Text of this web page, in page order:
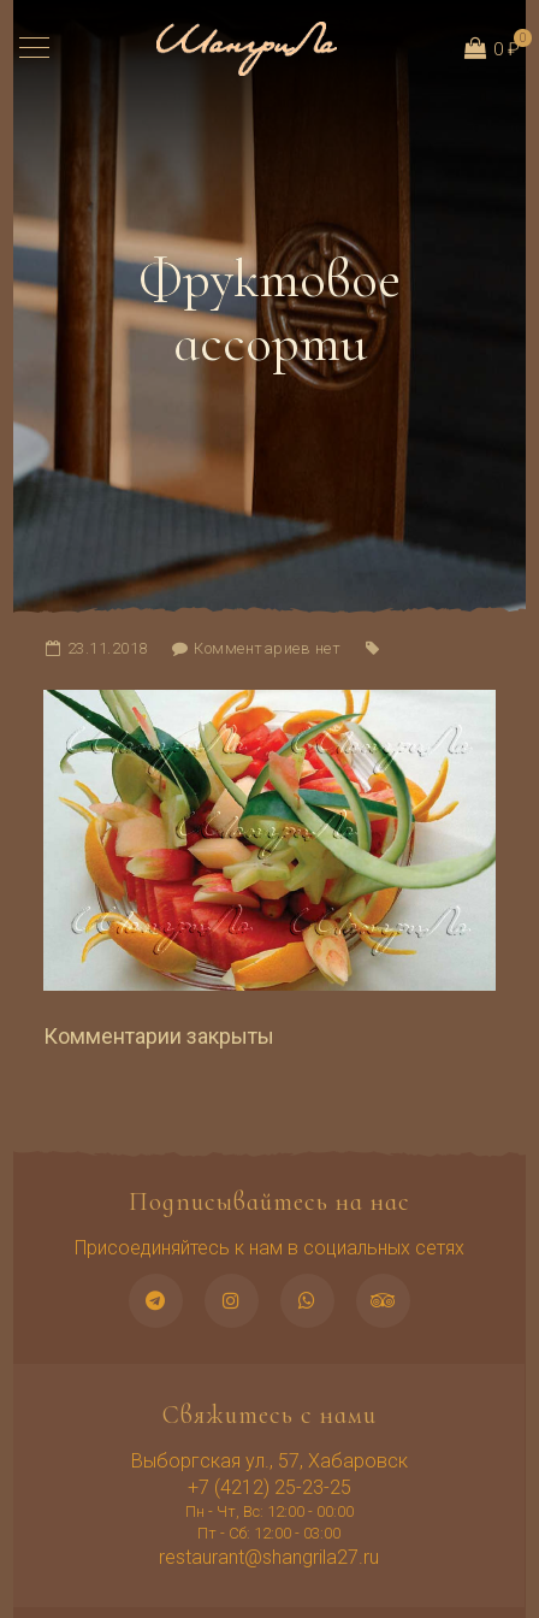
0
0 ₽
Фруктовое
ассорти
23.11.2018 Комментариев нет
Комментарии закрыты
Подписывайтесь на нас
Присоединяйтесь к нам в социальных сетях
Свяжитесь с нами
Выборгская ул., 57, Хабаровск
+7 (4212) 25-23-25
Пн - Чт, Вс: 12:00 - 00:00
Пт - Сб: 12:00 - 03:00
restaurant@shangrila27.ru